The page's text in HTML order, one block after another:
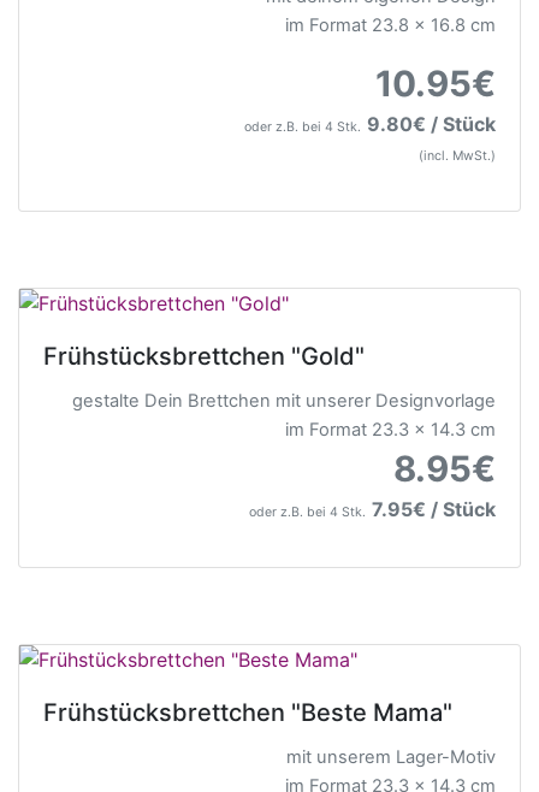
im Format 23.8 x 16.8 cm
10.95€
oder z.B. bei 4 Stk. 9.80€ / Stück
(incl. MwSt.)
Frühstücksbrettchen "Gold"
gestalte Dein Brettchen mit unserer Designvorlage
im Format 23.3 x 14.3 cm
8.95€
oder z.B. bei 4 Stk. 7.95€ / Stück
Frühstücksbrettchen "Beste Mama"
mit unserem Lager-Motiv
im Format 23.3 x 14.3 cm